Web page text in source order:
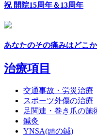
祝 開院15周年＆13周年
あなたのその痛みはどこ
治療項目
交通事故・労災治療
スポーツ外傷の治療
足関連・巻き爪の施
鍼灸
YNSA(頭の鍼)